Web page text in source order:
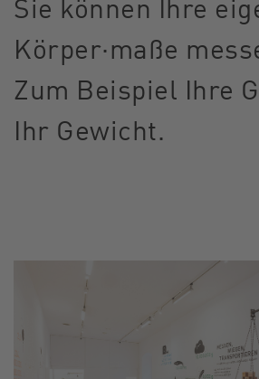
Körper·maße
Zum Beispiel Ihre
Ihr Gewicht.